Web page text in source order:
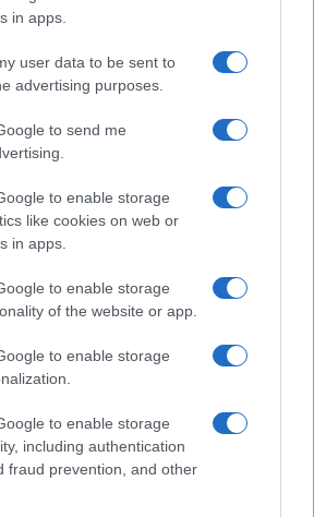
in apps.
user data to be sent to
advertising purposes.
to send me
to enable storage
like cookies on web or
in apps.
to enable storage
of the website or app.
to enable storage
to enable storage
including authentication
fraud prevention, and other